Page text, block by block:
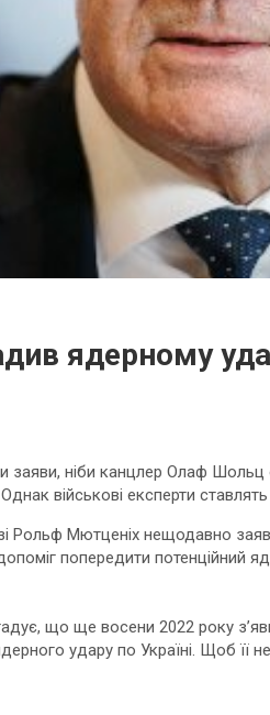
ядерному
заяви, ніби канцлер Олаф Шольц
військові експерти ставлять
Рольф Мютценіх нещодавно
попередити потенційний
що ще восени 2022 року
удару по Україні. Щоб її